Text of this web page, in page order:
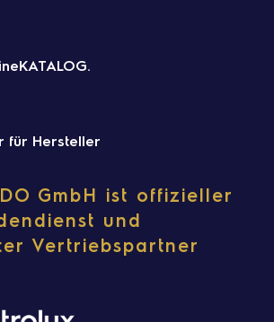
für Hersteller
GmbH ist offizieller
und
Vertriebspartner